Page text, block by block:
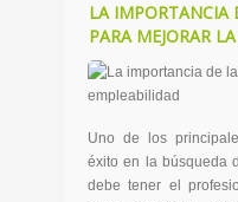
LA IMPORTANCIA
PARA MEJORAR
Uno de los
éxito en la búsqueda
debe tener el